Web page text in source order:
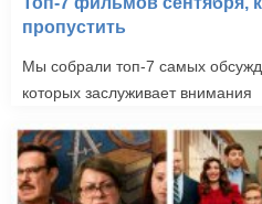
пропустить
Мы собрали топ-7 самых
которых заслуживает внимания